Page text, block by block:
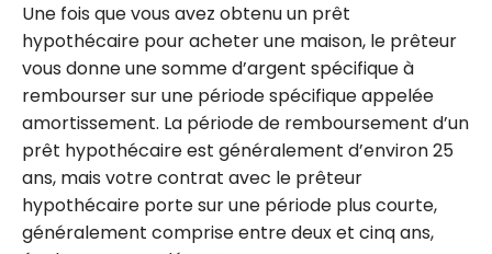
Une fois que vous avez obtenu un prêt
hypothécaire pour acheter une maison, le prêteur
vous donne une somme d’argent spécifique à
rembourser sur une période spécifique appelée
amortissement. La période de remboursement d’un
prêt hypothécaire est généralement d’environ 25
ans, mais votre contrat avec le prêteur
hypothécaire porte sur une période plus courte,
généralement comprise entre deux et cinq ans,